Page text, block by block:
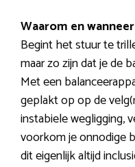
Waarom en
Begint het stuur te
maar zo zijn dat je de
Met een
geplakt op op de
instabiele wegligging,
voorkom je onnodige
dit eigenlijk altijd